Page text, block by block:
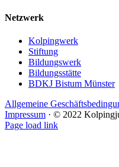
Netzwerk
Kolpingwerk
Stiftung
Bildungswerk
Bildungsstätte
BDKJ Bistum Münster
Allgemeine
Impressum · © 2022
Instagram
YouTube
Facebook
E-
Telefon
Page load link